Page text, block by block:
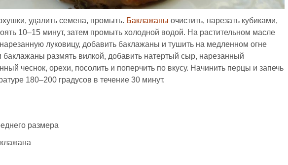
удалить семена, промыть. Баклажаны очистить, нарезать кубиками,
10–15 минут, затем промыть холодной водой. На растительном масле
луковицу, добавить баклажаны и тушить на медленном огне
баклажаны размять вилкой, добавить натертый сыр, нарезанный
чеснок, орехи, посолить и поперчить по вкусу. Начинить перцы и запечь
180–200 градусов в течение 30 минут.
размера